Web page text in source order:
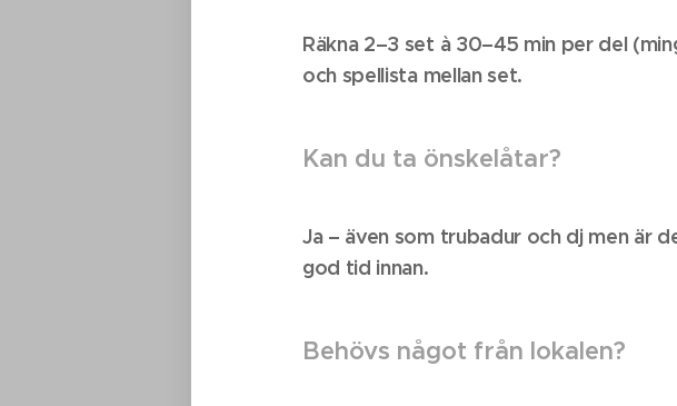
Räkna 2–3 set à 30–45 min per del
och spellista mellan set.
Kan du ta önskelåtar?
Ja – även som trubadur och dj men är
god tid innan.
Behövs något från lokalen?